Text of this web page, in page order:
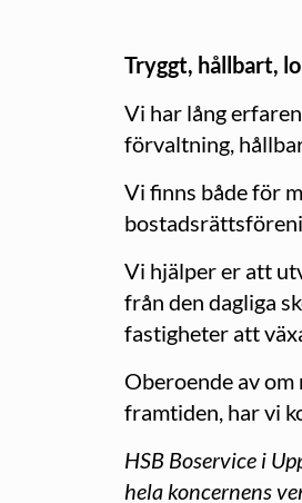
Tryggt, hållbart,
Vi har lång
förvaltning,
Vi finns både för
Vi hjälper er att
från den dagliga
fastigheter att
Oberoende av
framtiden, har vi
HSB Boservice i
hela koncernens